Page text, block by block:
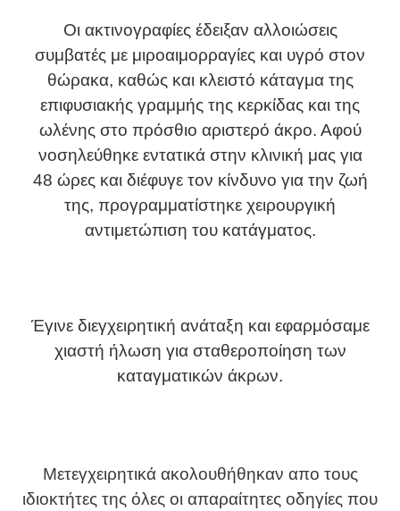
Οι ακτινογραφίες έδειξαν αλλοιώσεις
συμβατές με μιροαιμορραγίες και υγρό στον
θώρακα, καθώς και κλειστό κάταγμα της
επιφυσιακής γραμμής της κερκίδας και της
ωλένης στο πρόσθιο αριστερό άκρο. Αφού
νοσηλεύθηκε εντατικά στην κλινική μας για
48 ώρες και διέφυγε τον κίνδυνο για την ζωή
της, προγραμματίστηκε χειρουργική
αντιμετώπιση του κατάγματος.
Έγινε διεγχειρητική ανάταξη και εφαρμόσαμε
χιαστή ήλωση για σταθεροποίηση των
καταγματικών άκρων.
Μετεγχειρητικά ακολουθήθηκαν απο τους
ιδιοκτήτες της όλες οι απαραίτητες οδηγίες που